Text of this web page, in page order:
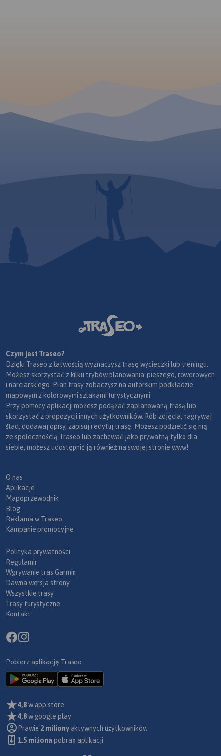
Czym jest Traseo?
Dzięki Traseo z łatwością wyznaczysz trasę wycieczki lub treningu.
Możesz skorzystać z kilku trybów planowania: pieszego, rowerowych
i narciarskiego. Plan trasy zobaczysz na autorskim podkładzie
mapowym z kolorowymi szlakami turystycznymi.
Przy pomocy aplikacji możesz podążać zaplanowaną trasą lub
skorzystać z propozycji innych użytkowników. Rób zdjęcia, nagrywaj
ślad, dodawaj opisy, zapisuj i edytuj trasę. Możesz podzielić się nią
ze społecznością Traseo lub zachować jako prywatną tylko dla
siebie, możesz udostępnić ją również na swojej stronie www!
O nas
Aplikacje
Mapoprzewodnik
Blog
Reklama w Traseo
Kampanie promocyjne
Polityka prywatności
Regulamin
Wgrywanie tras Garmin
Dawna wersja strony
Wszystkie trasy
Trasy turystyczne
Kontakt
Pobierz aplikację Traseo:
4,8w app store
4,8w google play
Prawie 2 miliony aktywnych użytkowników
1.5 miliona pobrań aplikacji